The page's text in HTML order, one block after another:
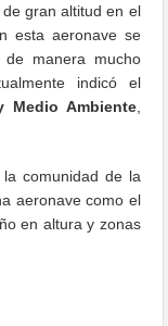
gran altitud en el
esta aeronave se
manera mucho
indicó el
Medio Ambiente,
comunidad de la
aeronave como el
en altura y zonas